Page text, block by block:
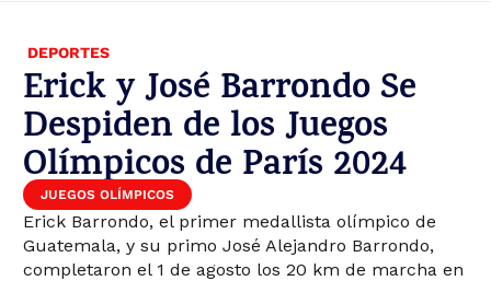
DEPORTES
Erick y José Barrondo Se
Despiden de los Juegos
Olímpicos de París 2024
JUEGOS OLÍMPICOS
Erick Barrondo, el primer medallista olímpico de
Guatemala, y su primo José Alejandro Barrondo,
completaron el 1 de agosto los 20 km de marcha en